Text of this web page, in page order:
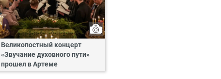
Великопостный концерт
«Звучание духовного пути»
прошел в Артеме